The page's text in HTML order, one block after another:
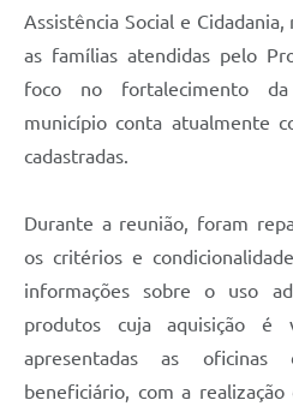
Assistência Social e
as famílias atendidas pelo
foco no fortalecimento
município conta atualmente
cadastradas.
Durante a reunião, foram
os critérios e
informações sobre o uso
produtos cuja aquisição é
apresentadas as oficinas
beneficiário, com a